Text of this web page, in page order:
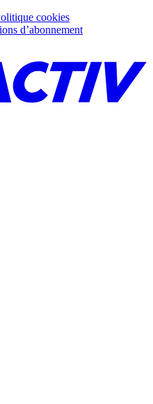
cookies
d’abonnement